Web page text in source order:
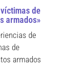
de
armados»
de
de
armados